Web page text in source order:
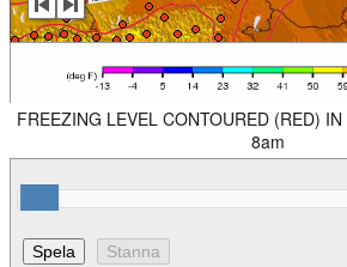
FREEZING LEVEL CONTOURED (RED)
8am